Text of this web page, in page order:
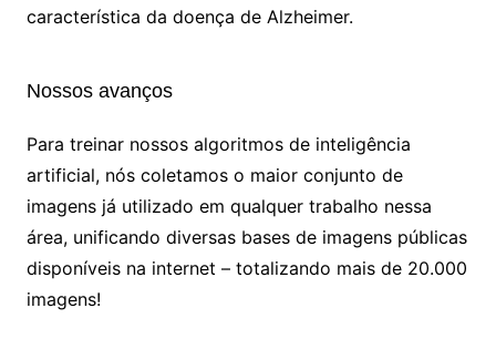
característica da doença de Alzheimer.
Nossos avanços
Para treinar nossos algoritmos de inteligência
artificial, nós coletamos o maior conjunto de
imagens já utilizado em qualquer trabalho nessa
área, unificando diversas bases de imagens públicas
disponíveis na internet – totalizando mais de 20.000
imagens!